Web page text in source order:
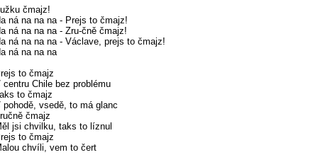
čmajz!
ná na na na - Prejs to čmajz!
ná na na na - Zru-čně čmajz!
ná na na na - Václave, prejs to čmajz!
ná na na na
to čmajz
centru Chile bez problému
to čmajz
pohodě, vsedě, to má glanc
čmajz
jsi chvilku, taks to líznul
to čmajz
chvíli, vem to čert